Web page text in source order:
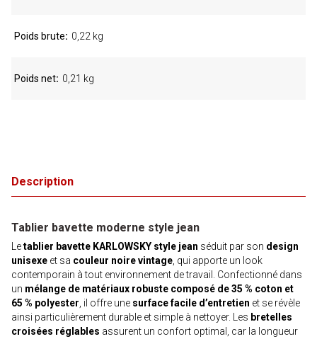
Description
Tablier bavette moderne style jean
Letablier bavette KARLOWSKY style jean séduit par son design
unisexe et sa couleur noire vintage , qui apporte un look
contemporain à tout environnement de travail. Confectionné dans
un mélange de matériaux robuste composé de 35 % coton et
65 % polyester , il offre une surface facile d’entretien et se révèle
ainsi particulièrement durable et simple à nettoyer. Les bretelles
croisées réglables assurent un confort optimal, car la longueur
Poids brute 0,22 kg
Poids net 0,21 kg